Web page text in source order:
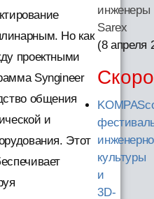
Но как
проектными
Syngineer
общения
и
Этот
инженеры
Sarex
(8 апреля
Скоро
культуры
и
3D-